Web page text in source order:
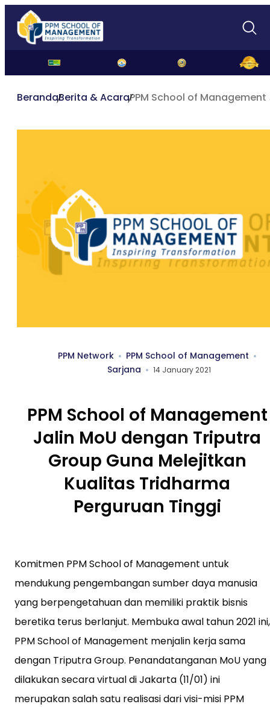
BerandaBerita & AcaraPPM School of
PPM Network
PPM School of Management
Sarjana
14 January 2021
PPM School of Management
Jalin MoU dengan Triputra
Group Guna Melejitkan
Kualitas Tridharma
Perguruan Tinggi
Komitmen PPM School of Management untuk
mendukung pengembangan sumber daya manusia
yang berpengetahuan dan memiliki praktik bisnis
beretika terus berlanjut. Membuka awal tahun 2021 ini,
PPM School of Management menjalin kerja sama
dengan Triputra Group. Penandatanganan MoU yang
dilakukan secara virtual di Jakarta (11/01) ini
merupakan salah satu realisasi dari visi-misi PPM